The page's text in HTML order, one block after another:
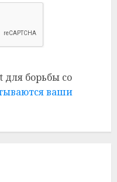
для борьбы со
ваши